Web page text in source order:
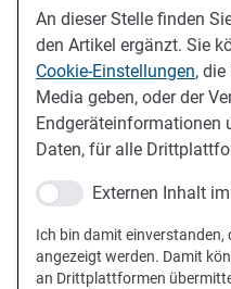
An dieser Stelle finden
den Artikel ergänzt. Sie
Cookie-Einstellungen,
Media geben, oder der
Endgeräteinformationen
Daten, für alle
Externen Inhalt
Ich bin damit einverstanden,
angezeigt werden. Damit
an Drittplattformen